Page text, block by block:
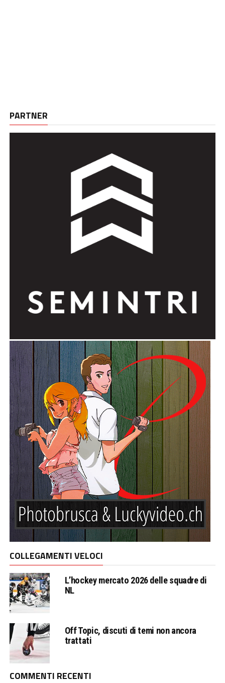
PARTNER
COLLEGAMENTI VELOCI
L’hockey mercato 2026 delle squadre di
NL
Off Topic, discuti di temi non ancora
trattati
COMMENTI RECENTI